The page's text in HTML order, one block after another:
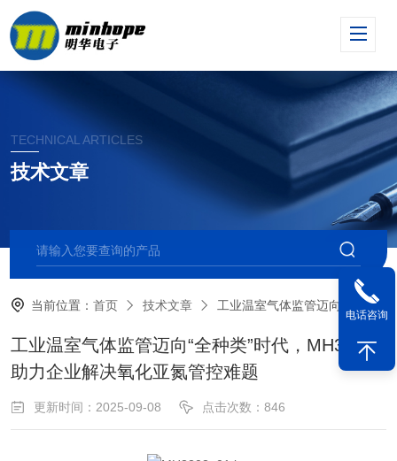
TECHNICAL ARTICLES
技术文章
当前位置：首页 技术文章 工业温室气体监管迈向“全种类”时代，MH3203助力企业解决氧化亚氮管控难题
工业温室气体监管迈向“全种类”时代，MH3203
助力企业解决氧化亚氮管控难题
更新时间：2025-09-08 点击次数：846
电话咨询